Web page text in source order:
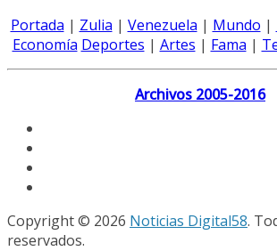
Portada | Zulia | Venezuela | Mundo |
Economía Deportes | Artes | Fama |
Archivos 2005-2016
Copyright © 2026 Noticias Digital58.
reservados.